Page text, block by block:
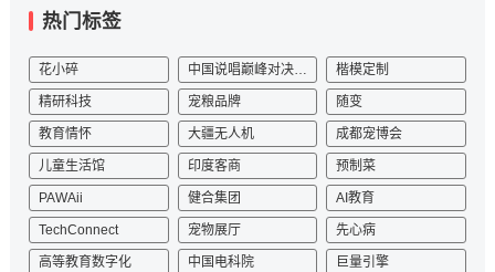
热门标签
花小碎 中国说唱巅峰对决2023 楷模定制
精研科技 宠粮品牌 随变
教育情怀 大疆无人机 成都宠博会
儿童生活馆 印度客商 预制菜
PAWAii 健合集团 AI教育
TechConnect 宠物展厅 先心病
高等教育数字化 中国电科院 巨量引擎